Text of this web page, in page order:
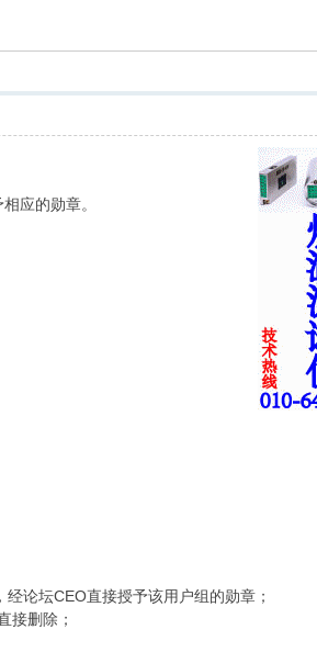
应的勋章。
论坛CEO直接授予该用户组的勋章；
接删除；